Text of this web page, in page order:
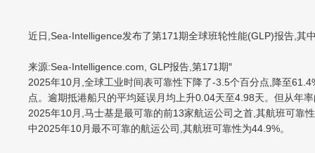
近日,Sea-Intelligence发布了第171期全球班轮性能(GLP)报告,其
来源:Sea-Intelligence.com, GLP报告,第171期″
2025年10月,全球工业时间表可靠性下降了-3.5个百分点,降至
点。逾期抵港船只的平均延误月均上升0.04天至4.98天。但从年
2025年10月,马士基是最可靠的前13家航运公司之首,其航班可靠
中2025年10月最不可靠的航运公司,其航班可靠性为44.9%。